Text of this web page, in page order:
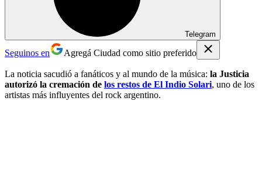
Telegram
Seguinos en Agregá Ciudad como sitio preferido
La noticia sacudió a fanáticos y al mundo de la música: la Justicia
autorizó la cremación de los restos de El Indio Solari, uno de los
artistas más influyentes del rock argentino.